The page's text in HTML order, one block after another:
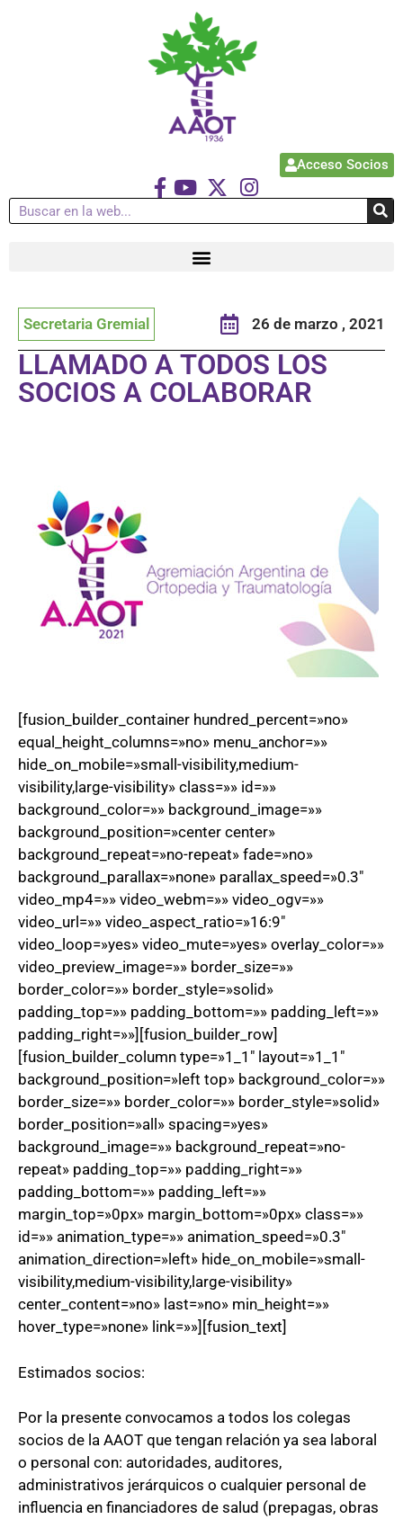
Acceso Socios
Secretaria Gremial 26 de marzo , 2021
LLAMADO A TODOS LOS
SOCIOS A COLABORAR
[fusion_builder_container hundred_percent=»no»
equal_height_columns=»no» menu_anchor=»»
hide_on_mobile=»small-visibility,medium-
visibility,large-visibility» class=»» id=»»
background_color=»» background_image=»»
background_position=»center center»
background_repeat=»no-repeat» fade=»no»
background_parallax=»none» parallax_speed=»0.3″
video_mp4=»» video_webm=»» video_ogv=»»
video_url=»» video_aspect_ratio=»16:9″
video_loop=»yes» video_mute=»yes» overlay_color=»»
video_preview_image=»» border_size=»»
border_color=»» border_style=»solid»
padding_top=»» padding_bottom=»» padding_left=»»
padding_right=»»][fusion_builder_row]
[fusion_builder_column type=»1_1″ layout=»1_1″
background_position=»left top» background_color=»»
border_size=»» border_color=»» border_style=»solid»
border_position=»all» spacing=»yes»
background_image=»» background_repeat=»no-
repeat» padding_top=»» padding_right=»»
padding_bottom=»» padding_left=»»
margin_top=»0px» margin_bottom=»0px» class=»»
id=»» animation_type=»» animation_speed=»0.3″
animation_direction=»left» hide_on_mobile=»small-
visibility,medium-visibility,large-visibility»
center_content=»no» last=»no» min_height=»»
hover_type=»none» link=»»][fusion_text]
Estimados socios:
Por la presente convocamos a todos los colegas
socios de la AAOT que tengan relación ya sea laboral
o personal con: autoridades, auditores,
administrativos jerárquicos o cualquier personal de
influencia en financiadores de salud (prepagas, obras